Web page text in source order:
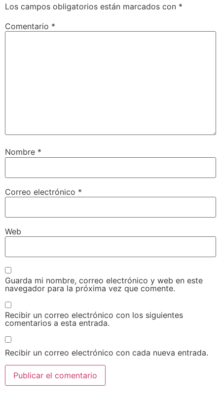
Los campos obligatorios están marcados con *
Comentario *
Nombre *
Correo electrónico *
Web
Guarda mi nombre, correo electrónico y web en este
navegador para la próxima vez que comente.
Recibir un correo electrónico con los siguientes
comentarios a esta entrada.
Recibir un correo electrónico con cada nueva entrada.